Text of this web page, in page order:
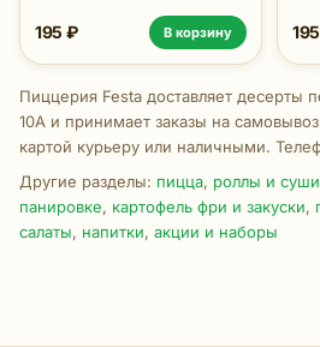
195 ₽ В корзину
Пиццерия Festa доставляет десерты
10А и принимает заказы на
картой курьеру или наличными.
Другие разделы: пицца, роллы и суши
панировке, картофель фри и закуски,
салаты, напитки, акции и наборы